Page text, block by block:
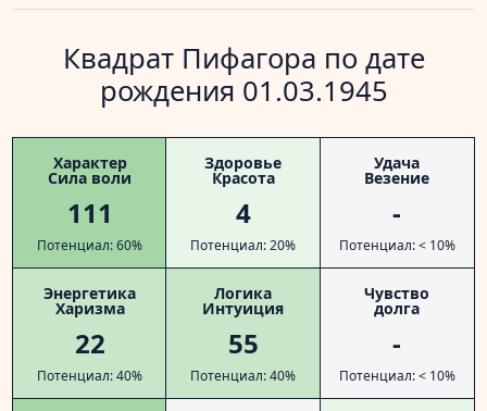
Квадрат Пифагора по дате
рождения 01.03.1945
Характер
Сила воли
111
Потенциал: 60%
Здоровье
Красота
4
Потенциал: 20%
Удача
Везение
-
Потенциал: < 10%
Энергетика
Харизма
22
Потенциал: 40%
Логика
Интуиция
55
Потенциал: 40%
Чувство
долга
-
Потенциал: < 10%